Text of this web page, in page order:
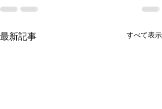
最新記事 すべて表示